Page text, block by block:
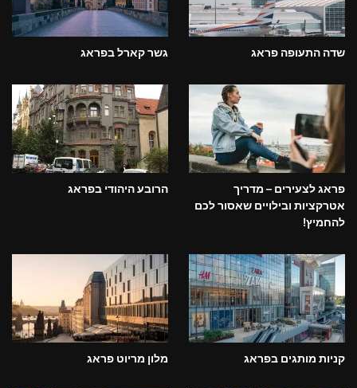
שדה התעופה פראג גשר קארל בפראג
פראג לצעירים – מדריך
אטרקציות ובילויים שאסור לכם
להחמיץ!
הרובע היהודי בפראג
קניות מותגים בפראג מלון מריוט פראג